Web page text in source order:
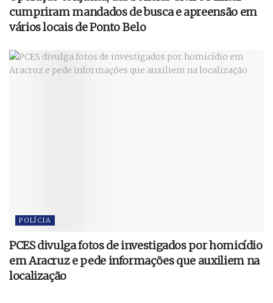
cumpriram mandados de busca e apreensão em
vários locais de Ponto Belo
POLÍCIA
PCES divulga fotos de investigados por homicídio
em Aracruz e pede informações que auxiliem na
localização